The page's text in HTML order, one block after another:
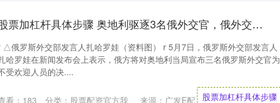
股票加杠杆具体步骤 奥地利驱逐3名俄外交官，俄外交部：将作强硬回应
△俄罗斯外交部发言人扎哈罗娃（资料图） r 5月7日，俄罗斯外交部发言人
哈罗娃在新闻发布会上表示，俄方将对奥地利当局宣布三名俄罗斯外交官为
受欢迎人员的决....
股票加杠杆具体步骤
来源：广发E配
看： 183 分类： 股票配资官方我